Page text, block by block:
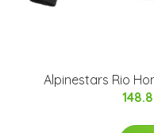
Alpinestars Rio